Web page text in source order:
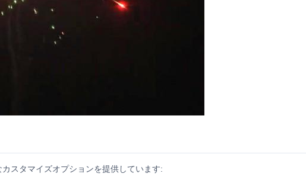
スタマイズオプションを提供しています: